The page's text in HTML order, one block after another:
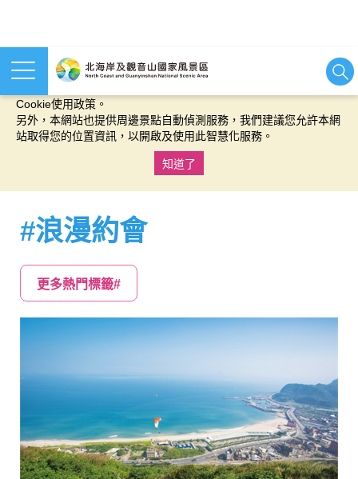
本網站使用cookies等相關技術以持續優化網站服務，並有助於為
Cookie使用政策。
另外，本網站也提供周邊景點自動偵測服務，我們建議您允許本網
站取得您的位置資訊，以開啟及使用此智慧化服務。
知道了
#浪漫約會
更多熱門標籤#